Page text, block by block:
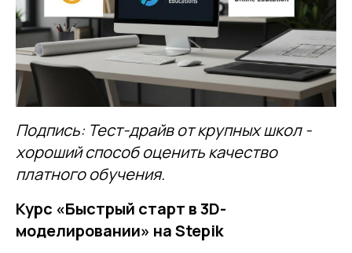
Подпись: Тест-драйв от крупных школ -
хороший способ оценить качество
платного обучения.
Курс «Быстрый старт в 3D-
моделировании» на Stepik